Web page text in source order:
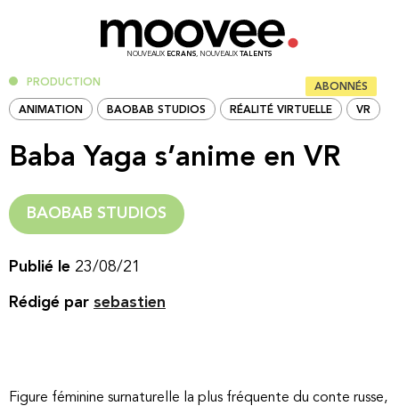
NOUVEAUX ECRANS, NOUVEAUX TALENTS
PRODUCTION ABONNÉS
ANIMATION BAOBAB STUDIOS RÉALITÉ VIRTUELLE VR
Baba Yaga s’anime en VR
BAOBAB STUDIOS
Publié le 23/08/21
Rédigé par sebastien
Figure féminine surnaturelle la plus fréquente du conte russe,